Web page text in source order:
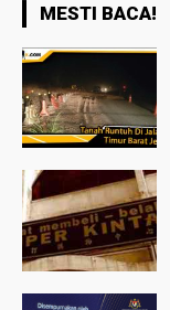
MESTI BACA!